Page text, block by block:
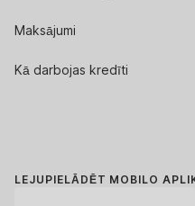
Maksājumi
Kā darbojas kredīti
LEJUPIELĀDĒT MOBILO